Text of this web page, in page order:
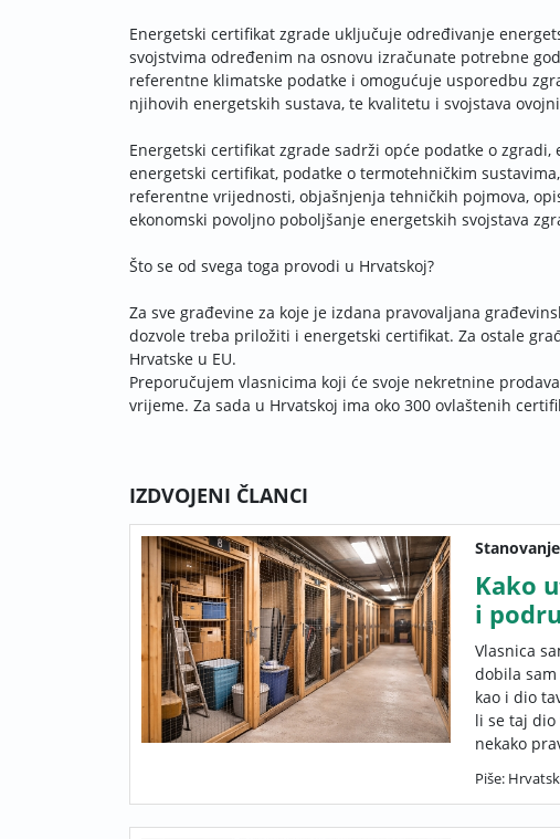
Energetski certifikat zgrade uključuje određivanje
svojstvima određenim na osnovu izračunate potrebne
referentne klimatske podatke i omogućuje usporedbu
njihovih energetskih sustava, te kvalitetu i svojstava
Energetski certifikat zgrade sadrži opće podatke o
energetski certifikat, podatke o termotehničkim
referentne vrijednosti, objašnjenja tehničkih pojmova,
ekonomski povoljno poboljšanje energetskih svojstava
Što se od svega toga provodi u Hrvatskoj?
Za sve građevine za koje je izdana pravovaljana
dozvole treba priložiti i energetski certifikat. Za ostale
Hrvatske u EU.
Preporučujem vlasnicima koji će svoje nekretnine
vrijeme. Za sada u Hrvatskoj ima oko 300 ovlaštenih
IZDVOJENI ČLANCI
Stanovanje
Kako
i
Vlasnica
dobila
kao i dio
li se taj
nekako
Piše: